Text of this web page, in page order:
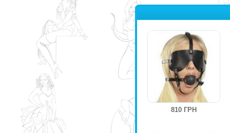
810 ГРН